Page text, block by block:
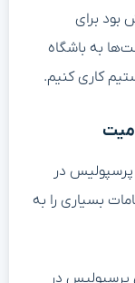
بود برای
به باشگاه
کاری کنیم.
در
بسیاری را به
پرسپولیس در